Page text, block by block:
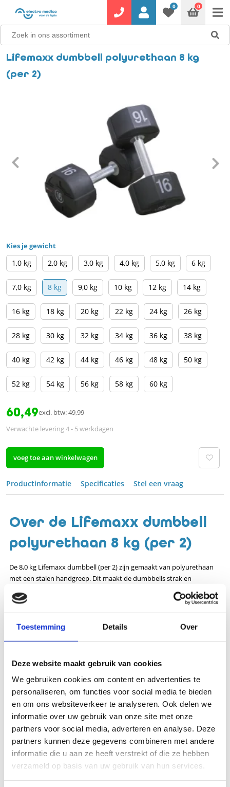
Toestemming Details Over
Deze website maakt gebruik van cookies
We gebruiken cookies om content en advertenties te
personaliseren, om functies voor social media te bieden
en om ons websiteverkeer te analyseren. Ook delen we
informatie over uw gebruik van onze site met onze
partners voor social media, adverteren en analyse. Deze
partners kunnen deze gegevens combineren met andere
informatie die u aan ze heeft verstrekt of die ze hebben
verzameld op basis van uw gebruik van hun services.
0 0
Lifemaxx dumbbell polyurethaan 8 kg
(per 2)
Kies je gewicht
1,0 kg 2,0 kg 3,0 kg 4,0 kg 5,0 kg 6 kg
7,0 kg 8 kg 9,0 kg 10 kg 12 kg 14 kg
16 kg 18 kg 20 kg 22 kg 24 kg 26 kg
28 kg 30 kg 32 kg 34 kg 36 kg 38 kg
40 kg 42 kg 44 kg 46 kg 48 kg 50 kg
52 kg 54 kg 56 kg 58 kg 60 kg
60,49excl. btw: 49,99
Verwachte levering 4 - 5 werkdagen
voeg toe aan winkelwagen
Productinformatie Specificaties Stel een vraag
Over de Lifemaxx dumbbell
polyurethaan 8 kg (per 2)
De 8,0 kg Lifemaxx dumbbell (per 2) zijn gemaakt van polyurethaan
met een stalen handgreep. Dit maakt de dumbbells strak en
compact. Zowel aan de bovenkant, onderkant en voorkant staat de
kg aanduiding weergegeven, waardoor het altijd duidelijk met welk
gewicht je aan het werk bent!
Specificaties
Artikelnummer
176-LM-PU-8
EAN
7430436641615
Categorie
Oefenmateriaal - Dumbbels
Merk
Lifemaxx
Kleur
Zwart
Gewicht
8 kg
Materiaal
Polyurethaan
Verpakking
Set van 2